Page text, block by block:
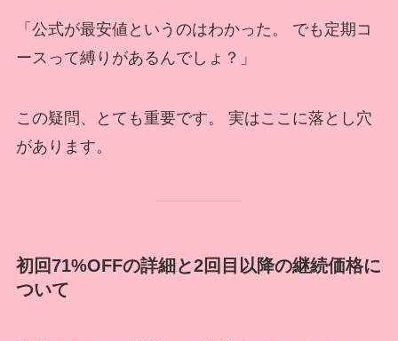
「公式が最安値というのはわかった。 でも定期コ
ースって縛りがあるんでしょ？」
この疑問、とても重要です。 実はここに落とし穴
があります。
初回71%OFFの詳細と2回目以降の継続価格に
ついて